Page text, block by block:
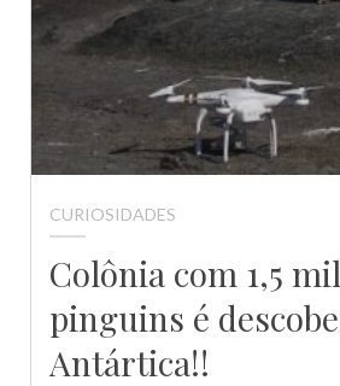
CURIOSIDADES
Colônia com 1,5
pinguins é
Antártica!!